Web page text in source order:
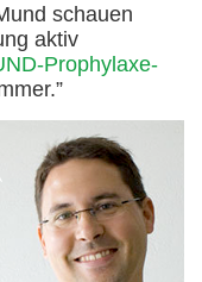
schauen
aktiv
Prophylaxe-